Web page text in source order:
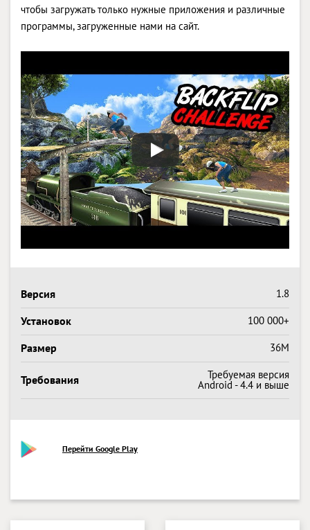
чтобы загружать только нужные приложения и различные
программы, загруженные нами на сайт.
Версия 1.8
Установок 100 000+
Размер 36M
Требования Требуемая версия
Android - 4.4 и выше
Перейти Google Play